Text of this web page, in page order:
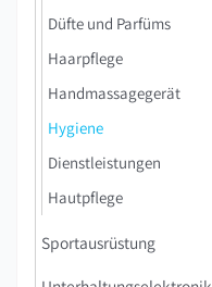
Düfte und Parfüms
Haarpflege
Handmassagegerät
Hygiene
Dienstleistungen
Hautpflege
Sportausrüstung